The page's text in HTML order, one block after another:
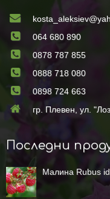
064 680 890
0878 787 855
0888 718 080
0898 724 663
гр. Плевен, ул.
Последни
Малина Rubus